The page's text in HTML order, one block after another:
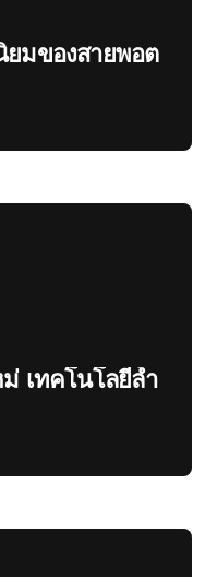
ยมของสายพอต
เทคโนโลยีล้ำ